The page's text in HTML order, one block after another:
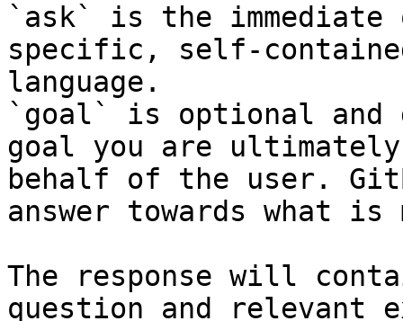
`ask` is the
specific, self-
language.
`goal` is optional and
goal you are
behalf of the user.
answer towards what
The response will
question and relevant